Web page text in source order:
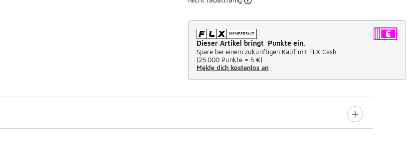
Dieser Artikel bringt Punkte ein.
Spare bei einem zukünftigen Kauf mit FLX Cash.
(25.000 Punkte = 5 €)
Melde dich kostenlos an